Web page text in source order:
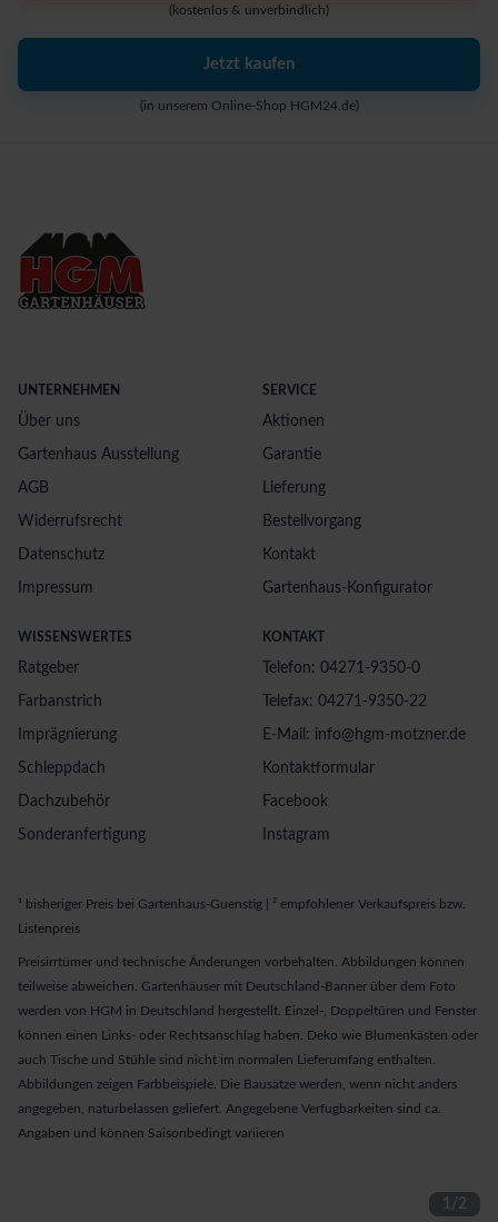
1/2
(kostenlos & unverbindlich)
Jetzt kaufen
(in unserem Online-Shop HGM24.de)
UNTERNEHMEN
Über uns
Gartenhaus Ausstellung
AGB
Widerrufsrecht
Datenschutz
Impressum
SERVICE
Aktionen
Garantie
Lieferung
Bestellvorgang
Kontakt
Gartenhaus-Konfigurator
WISSENSWERTES
Ratgeber
Farbanstrich
Imprägnierung
Schleppdach
Dachzubehör
Sonderanfertigung
KONTAKT
Telefon: 04271-9350-0
Telefax: 04271-9350-22
E-Mail: info@hgm-motzner.de
Kontaktformular
Facebook
Instagram
¹ bisheriger Preis bei Gartenhaus-Guenstig | ² empfohlener Verkaufspreis bzw.
Listenpreis
Preisirrtümer und technische Änderungen vorbehalten. Abbildungen können
teilweise abweichen. Gartenhäuser mit Deutschland-Banner über dem Foto
werden von HGM in Deutschland hergestellt. Einzel-, Doppeltüren und Fenster
können einen Links- oder Rechtsanschlag haben. Deko wie Blumenkästen oder
auch Tische und Stühle sind nicht im normalen Lieferumfang enthalten.
Abbildungen zeigen Farbbeispiele. Die Bausätze werden, wenn nicht anders
angegeben, naturbelassen geliefert. Angegebene Verfugbarkeiten sind ca.
Angaben und können Saisonbedingt variieren